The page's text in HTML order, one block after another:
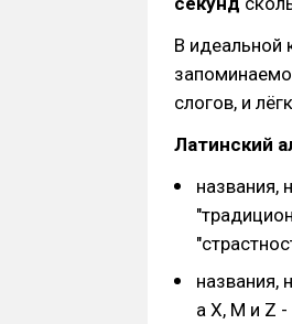
В идеальной
слогов, и
Латинский
названия,
названия,
а X, M и Z